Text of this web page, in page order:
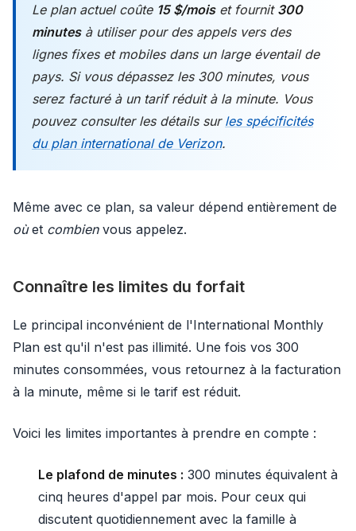
Le plan actuel coûte 15 $/moiset fournit 300
minutesà utiliser pour des appels vers des
lignes fixes et mobiles dans un large éventail de
pays. Si vous dépassez les 300 minutes, vous
serez facturé à un tarif réduit à la minute. Vous
pouvez consulter les détails sur les spécificités
du plan international de Verizon.
Même avec ce plan, sa valeur dépend entièrement de
oùet combienvous appelez.
Connaître les limites du forfait
Le principal inconvénient de l'International Monthly
Plan est qu'il n'est pas illimité. Une fois vos 300
minutes consommées, vous retournez à la facturation
à la minute, même si le tarif est réduit.
Voici les limites importantes à prendre en compte :
Le plafond de minutes : 300 minutes équivalent à
cinq heures d'appel par mois. Pour ceux qui
discutent quotidiennement avec la famille à